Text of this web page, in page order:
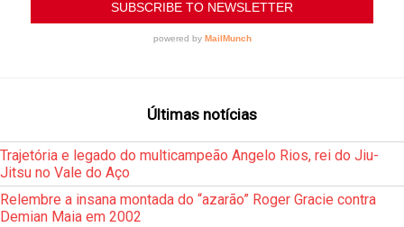
Últimas notícias
Trajetória e legado do multicampeão Angelo Rios, rei do Jiu-
Jitsu no Vale do Aço
Relembre a insana montada do “azarão” Roger Gracie contra
Demian Maia em 2002